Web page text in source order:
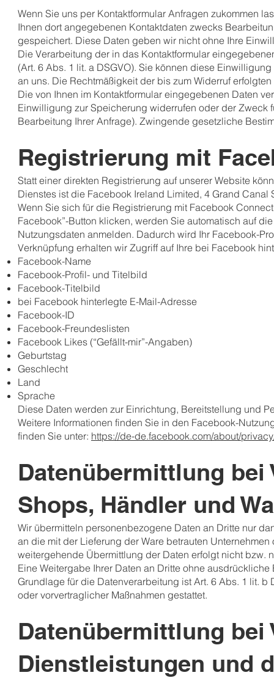
Wenn Sie uns per Kontaktformular Anfragen zukommen
Ihnen dort angegebenen Kontaktdaten zwecks
gespeichert. Diese Daten geben wir nicht ohne Ihre
Die Verarbeitung der in das Kontaktformular
(Art. 6 Abs. 1 lit. a DSGVO). Sie können diese
an uns. Die Rechtmäßigkeit der bis zum Widerruf
Die von Ihnen im Kontaktformular eingegebenen Daten
Einwilligung zur Speicherung widerrufen oder der
Bearbeitung Ihrer Anfrage). Zwingende gesetzliche
Registrierung mit
Statt einer direkten Registrierung auf unserer Website
Dienstes ist die Facebook Ireland Limited, 4 Grand Canal
Wenn Sie sich für die Registrierung mit Facebook
Facebook”-Button klicken, werden Sie automatisch auf
Nutzungsdaten anmelden. Dadurch wird Ihr Facebook-
Verknüpfung erhalten wir Zugriff auf Ihre bei Facebook
Facebook-Name
Facebook-Profil- und Titelbild
Facebook-Titelbild
bei Facebook hinterlegte E-Mail-Adresse
Facebook-ID
Facebook-Freundeslisten
Facebook Likes (“Gefällt-mir”-Angaben)
Geburtstag
Geschlecht
Land
Sprache
Diese Daten werden zur Einrichtung, Bereitstellung und
Weitere Informationen finden Sie in den Facebook-
finden Sie unter: https://de-de.facebook.com/about/
Datenübermittlung
Shops, Händler und
Wir übermitteln personenbezogene Daten an Dritte nur
an die mit der Lieferung der Ware betrauten
weitergehende Übermittlung der Daten erfolgt nicht bzw.
Eine Weitergabe Ihrer Daten an Dritte ohne
Grundlage für die Datenverarbeitung ist Art. 6 Abs. 1 lit.
oder vorvertraglicher Maßnahmen gestattet.
Datenübermittlung
Dienstleistungen und